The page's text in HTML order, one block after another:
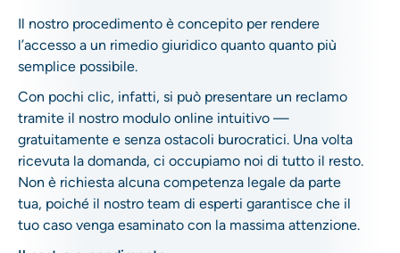
Il nostro procedimento è concepito per rendere
l’accesso a un rimedio giuridico quanto quanto più
semplice possibile.
Con pochi clic, infatti, si può presentare un reclamo
tramite il nostro modulo online intuitivo —
gratuitamente e senza ostacoli burocratici. Una volta
ricevuta la domanda, ci occupiamo noi di tutto il resto.
Non è richiesta alcuna competenza legale da parte
tua, poiché il nostro team di esperti garantisce che il
tuo caso venga esaminato con la massima attenzione.